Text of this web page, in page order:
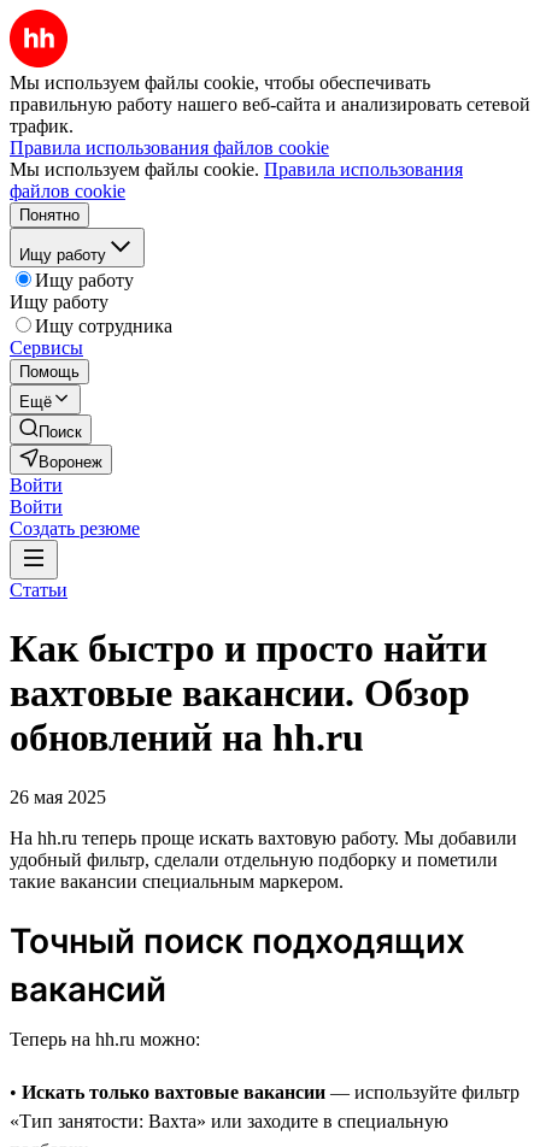
Мы используем файлы cookie, чтобы обеспечивать
правильную работу нашего веб-сайта и анализировать сетевой
трафик.
Правила использования файлов cookie
Мы используем файлы cookie. Правила использования
файлов cookie
Понятно
Ищу работу
Ищу работу
Ищу работу
Ищу сотрудника
Сервисы
Помощь
Ещё
Поиск
Воронеж
Войти
Войти
Создать резюме
Статьи
Как быстро и просто найти
вахтовые вакансии. Обзор
обновлений на hh.ru
26 мая 2025
На hh.ru теперь проще искать вахтовую работу. Мы добавили
удобный фильтр, сделали отдельную подборку и пометили
такие вакансии специальным маркером.
Точный поиск подходящих
вакансий
Теперь на hh.ru можно:
• Искать только вахтовые вакансии — используйте фильтр
«Тип занятости: Вахта» или заходите в специальную